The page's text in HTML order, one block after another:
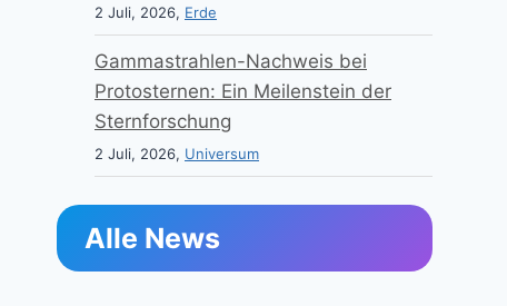
2 Juli, 2026, Erde
Gammastrahlen-Nachweis bei
Protosternen: Ein Meilenstein der
Sternforschung
2 Juli, 2026, Universum
Alle News